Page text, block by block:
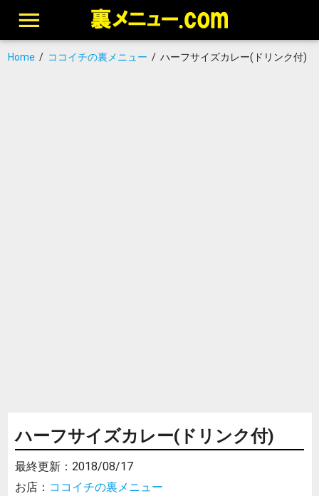
Home/ ココイチの裏メニュー / ハーフサイズカレー(ドリンク付)
ハーフサイズカレー(ドリンク付)
最終更新： 2018/08/17
お店： ココイチの裏メニュー